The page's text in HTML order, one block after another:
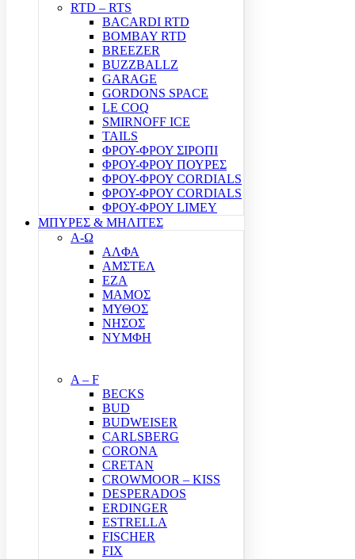
RTD – RTS
BACARDI RTD
BOMBAY RTD
BREEZER
BUZZBALLZ
GARAGE
GORDONS SPACE
LE COQ
SMIRNOFF ICE
TAILS
ΦΡΟΥ-ΦΡΟΥ ΣΙΡΟΠΙ
ΦΡΟΥ-ΦΡΟΥ ΠΟΥΡΕΣ
ΦΡΟΥ-ΦΡΟΥ CORDIALS
ΦΡΟΥ-ΦΡΟΥ CORDIALS
ΦΡΟΥ-ΦΡΟΥ LIMEY
ΜΠΥΡΕΣ & ΜΗΛΙΤΕΣ
Α-Ω
ΑΛΦΑ
ΑΜΣΤΕΛ
ΕΖΑ
ΜΑΜΟΣ
ΜΥΘΟΣ
ΝΗΣΟΣ
ΝΥΜΦΗ
A – F
BECKS
BUD
BUDWEISER
CARLSBERG
CORONA
CRETAN
CROWMOOR – KISS
DESPERADOS
ERDINGER
ESTRELLA
FISCHER
FIX